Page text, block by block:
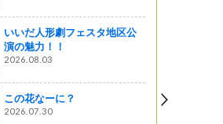
いいだ人形劇フェスタ地区公
演の魅力！！
2026.08.03
この花なーに？
2026.07.30